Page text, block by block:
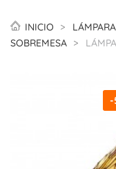
INICIO
SOBREMESA
-